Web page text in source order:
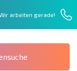
arbeiten gerade!